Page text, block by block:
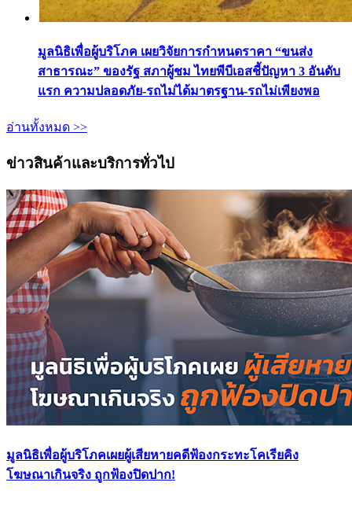
มูลนิธิเพื่อผู้บริโภค เผยวิจัยการกำหนดราคา “ขนส่ง
สาธารณะ” ของรัฐ สภาผู้ชม ไทยพีบีเอสชี้ปัญหา 3 อันดับ
แรก ความปลอดภัย-รถไม่ได้มาตรฐาน-รถไม่เพียงพอ
อ่านทั้งหมด >>
ข่าวสินค้าและบริการทั่วไป
มูลนิธิเพื่อผู้บริโภคเผยผู้เสียหายคดีฟ้องกระทะโคเรียคิง
โฆษณาเกินจริง ถูกฟ้องปิดปาก!